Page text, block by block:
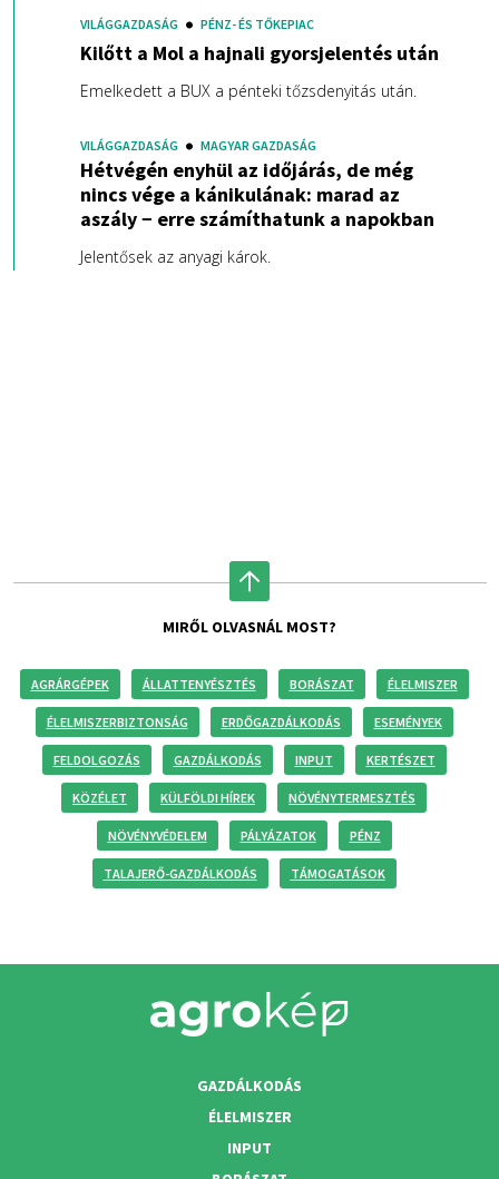
VILÁGGAZDASÁG PÉNZ- ÉS TŐKEPIAC
Kilőtt a Mol a hajnali gyorsjelentés után
Emelkedett a BUX a pénteki tőzsdenyitás után.
VILÁGGAZDASÁG MAGYAR GAZDASÁG
Hétvégén enyhül az időjárás, de még
nincs vége a kánikulának: marad az
aszály − erre számíthatunk a napokban
Jelentősek az anyagi károk.
MIRŐL OLVASNÁL MOST?
AGRÁRGÉPEK ÁLLATTENYÉSZTÉS BORÁSZAT ÉLELMISZER
ÉLELMISZERBIZTONSÁG ERDŐGAZDÁLKODÁS ESEMÉNYEK
FELDOLGOZÁS GAZDÁLKODÁS INPUT KERTÉSZET
KÖZÉLET KÜLFÖLDI HÍREK NÖVÉNYTERMESZTÉS
NÖVÉNYVÉDELEM PÁLYÁZATOK PÉNZ
TALAJERŐ-GAZDÁLKODÁS TÁMOGATÁSOK
GAZDÁLKODÁS
ÉLELMISZER
INPUT